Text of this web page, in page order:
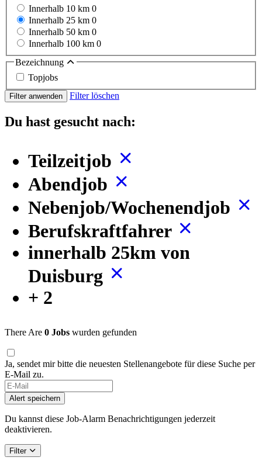
Innerhalb 10 km 0
Innerhalb 25 km 0
Innerhalb 50 km 0
Innerhalb 100 km 0
Bezeichnung
Topjobs
Filter anwenden Filter löschen
Du hast gesucht nach:
Teilzeitjob
Abendjob
Nebenjob/Wochenendjob
Berufskraftfahrer
innerhalb 25km von
Duisburg
+ 2
There Are 0 Jobs wurden gefunden
Ja, sendet mir bitte die neuesten Stellenangebote für diese Suche per
E-Mail zu.
If
you
are
a
human,
this
field
Alert speichern
Du kannst diese Job-Alarm Benachrichtigungen jederzeit
deaktivieren.
Filter